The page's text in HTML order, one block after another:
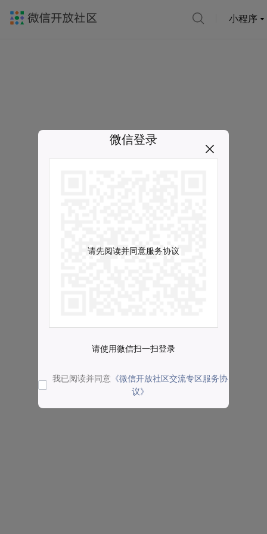
小程序
微信登录
请先阅读并同意服务协议
请使用微信扫一扫登录
我已阅读并同意 《微信开放社区交流专区服务协
议》